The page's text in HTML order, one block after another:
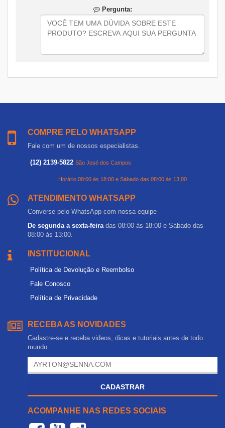
Pergunta:
COMPRE PELO WHATSAPP
Fale com um de nossos especialistas.
(12) 2139-5822 São José dos Campos
Horário 08:00 às 18:00 e Sábado das 08:00 às 13:00
ATENDIMENTO WHATSAPP
Converse pelo WhatsApp com nossa equipe
De segunda a sexta-feira das 08:00 às 18:00 e Sábado das
08:00 às 13:00.
INSTITUCIONAL
Política de Devolução e Reembolso
Fale Conosco
Política de Privacidade
RECEBA AS NOVIDADES
Cadastre-se e receba videos, dicas e tutoriais antes de todo
mundo.
CADASTRAR
ACOMPANHE NAS REDES SOCIAIS